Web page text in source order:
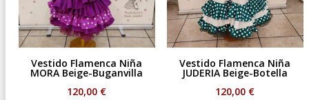
Vestido Flamenca Niña
MORA Beige-Buganvilla
120,00 €
Vestido Flamenca Niña
JUDERIA Beige-Botella
120,00 €